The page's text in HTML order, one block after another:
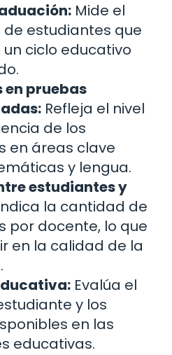
Mide el
estudiantes que
ciclo educativo
en pruebas
Refleja el nivel
de los
en áreas clave
y lengua.
estudiantes y
la cantidad de
por docente, lo que
en la calidad de la
Evalúa el
y los
en las
educativas.